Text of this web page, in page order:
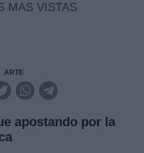
MAS VISTAS
ARTE
apostando por la